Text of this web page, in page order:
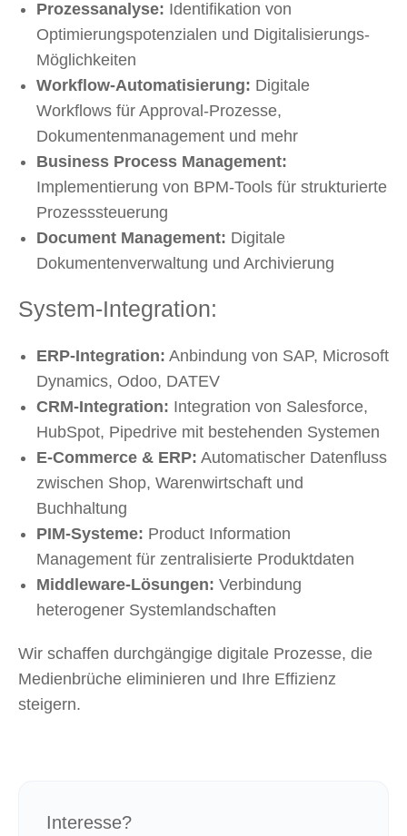
Prozessanalyse: Identifikation von
Optimierungspotenzialen und Digitalisierungs-
Möglichkeiten
Workflow-Automatisierung: Digitale
Workflows für Approval-Prozesse,
Dokumentenmanagement und mehr
Business Process Management:
Implementierung von BPM-Tools für strukturierte
Prozesssteuerung
Document Management: Digitale
Dokumentenverwaltung und Archivierung
System-Integration:
ERP-Integration: Anbindung von SAP, Microsoft
Dynamics, Odoo, DATEV
CRM-Integration: Integration von Salesforce,
HubSpot, Pipedrive mit bestehenden Systemen
E-Commerce & ERP: Automatischer Datenfluss
zwischen Shop, Warenwirtschaft und
Buchhaltung
PIM-Systeme: Product Information
Management für zentralisierte Produktdaten
Middleware-Lösungen: Verbindung
heterogener Systemlandschaften
Wir schaffen durchgängige digitale Prozesse, die
Medienbrüche eliminieren und Ihre Effizienz
steigern.
Interesse?